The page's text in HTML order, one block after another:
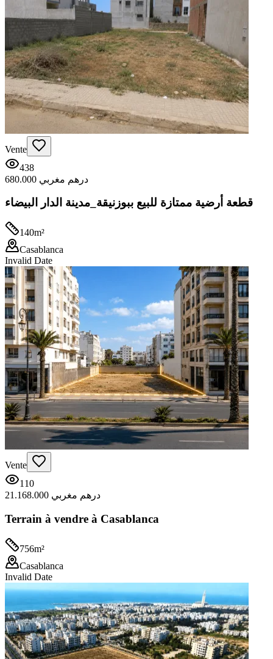
Vente
438
680.000 درهم مغربي
قطعة أرضية ممتازة للبيع ببوزنيقة_مدينة الدار البيضاء
140m²
Casablanca
Invalid Date
Vente
110
21.168.000 درهم مغربي
Terrain à vendre à Casablanca
756m²
Casablanca
Invalid Date